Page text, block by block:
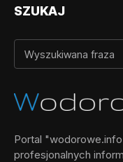
SZUKAJ
Portal
profesjonalnych